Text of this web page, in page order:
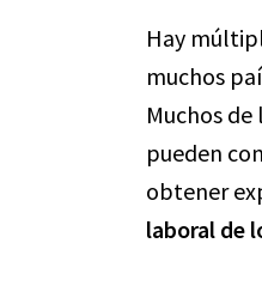
Hay
muchos
Muchos
pueden
obtener
laboral de